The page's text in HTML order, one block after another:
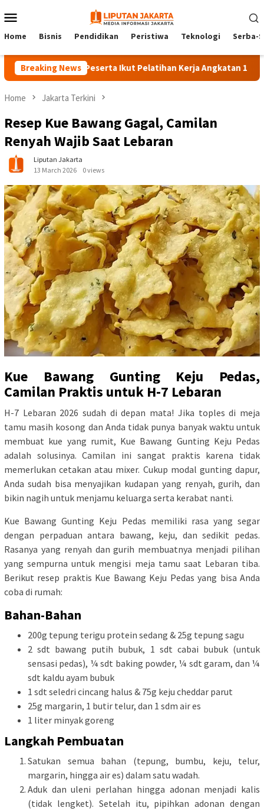
to
Menu
Home Bisnis Pendidikan Peristiwa Teknologi Serba-
Breaking News
140 Peserta Ikut Pelatihan Kerja Angkatan 1 di PPKD
Home Jakarta Terkini
Resep Kue Bawang Gagal, Camilan
Renyah Wajib Saat Lebaran
Liputan Jakarta
13 March 2026
0 views
Kue Bawang Gunting Keju Pedas,
Camilan Praktis untuk H-7 Lebaran
H-7 Lebaran 2026 sudah di depan mata! Jika toples di meja
tamu masih kosong dan Anda tidak punya banyak waktu untuk
membuat kue yang rumit, Kue Bawang Gunting Keju Pedas
adalah solusinya. Camilan ini sangat praktis karena tidak
memerlukan cetakan atau mixer. Cukup modal gunting dapur,
Anda sudah bisa menyajikan kudapan yang renyah, gurih, dan
bikin nagih untuk menjamu keluarga serta kerabat nanti.
Kue Bawang Gunting Keju Pedas memiliki rasa yang segar
dengan perpaduan antara bawang, keju, dan sedikit pedas.
Rasanya yang renyah dan gurih membuatnya menjadi pilihan
yang sempurna untuk mengisi meja tamu saat Lebaran tiba.
Berikut resep praktis Kue Bawang Keju Pedas yang bisa Anda
coba di rumah:
Bahan-Bahan
200g tepung terigu protein sedang & 25g tepung sagu
2 sdt bawang putih bubuk, 1 sdt cabai bubuk (untuk
sensasi pedas), ¼ sdt baking powder, ¼ sdt garam, dan ¼
sdt kaldu ayam bubuk
1 sdt seledri cincang halus & 75g keju cheddar parut
25g margarin, 1 butir telur, dan 1 sdm air es
1 liter minyak goreng
Langkah Pembuatan
Satukan semua bahan (tepung, bumbu, keju, telur,
margarin, hingga air es) dalam satu wadah.
Aduk dan uleni perlahan hingga adonan menjadi kalis
(tidak lengket). Setelah itu, pipihkan adonan dengan